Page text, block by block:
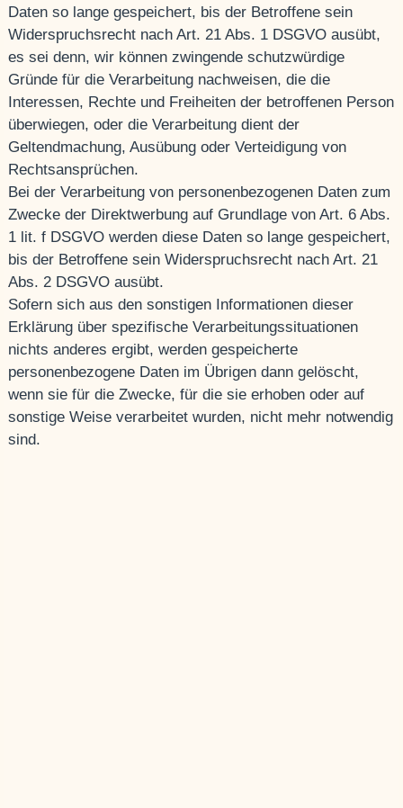
Daten so lange gespeichert, bis der Betroffene sein
Widerspruchsrecht nach Art. 21 Abs. 1 DSGVO ausübt,
es sei denn, wir können zwingende schutzwürdige
Gründe für die Verarbeitung nachweisen, die die
Interessen, Rechte und Freiheiten der betroffenen Person
überwiegen, oder die Verarbeitung dient der
Geltendmachung, Ausübung oder Verteidigung von
Rechtsansprüchen.
Bei der Verarbeitung von personenbezogenen Daten zum
Zwecke der Direktwerbung auf Grundlage von Art. 6 Abs.
1 lit. f DSGVO werden diese Daten so lange gespeichert,
bis der Betroffene sein Widerspruchsrecht nach Art. 21
Abs. 2 DSGVO ausübt.
Sofern sich aus den sonstigen Informationen dieser
Erklärung über spezifische Verarbeitungssituationen
nichts anderes ergibt, werden gespeicherte
personenbezogene Daten im Übrigen dann gelöscht,
wenn sie für die Zwecke, für die sie erhoben oder auf
sonstige Weise verarbeitet wurden, nicht mehr notwendig
sind.